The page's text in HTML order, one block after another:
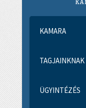
KAMARA
TAGJAINKNAK
ÜGYINTÉZÉS